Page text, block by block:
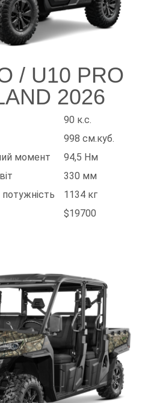
/ U10 PRO
2026
90 к.с.
998 см.куб.
момент
94,5 Нм
330 мм
1134 кг
$19700